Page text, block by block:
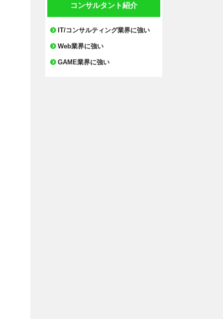
コンサルタント紹介
IT/コンサルティング業界に強い
Web業界に強い
GAME業界に強い